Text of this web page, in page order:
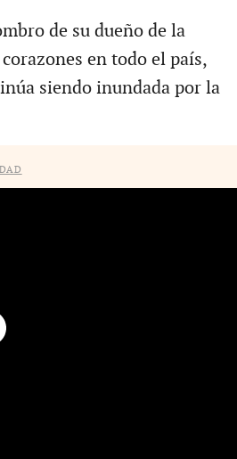
de su dueño de la
en todo el país,
siendo inundada por la